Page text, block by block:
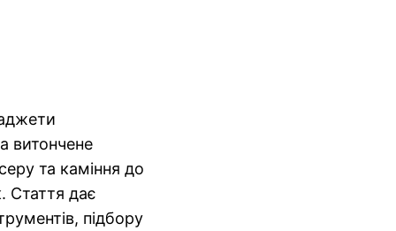
витончене
та каміння до
Стаття дає
підбору